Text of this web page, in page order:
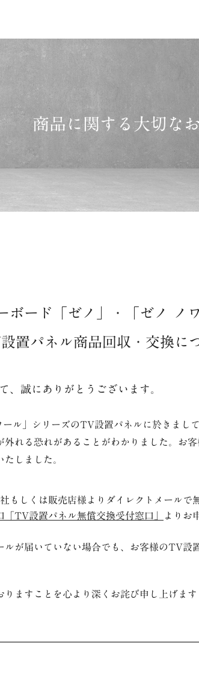
商品に関する大切な
ボード「ゼノ」・「ゼノ ノ
置パネル商品回収・交換に
誠にありがとうございます。
ル」シリーズのTV設置パネルに於きまして
れる恐れがあることがわかりました。 お
しました。
しくは販売店様よりダイレクトメールで
「TV設置パネル無償交換受付窓口」 よりお
が届いていない場合でも、お客様のTV設
ますことを心より深くお詫び申し上げま